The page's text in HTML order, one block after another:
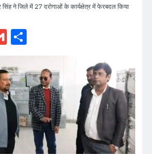
सिंह ने जिले में 27 दरोगाओं के कार्यक्षेत्र में फेरबदल किया
Gmail